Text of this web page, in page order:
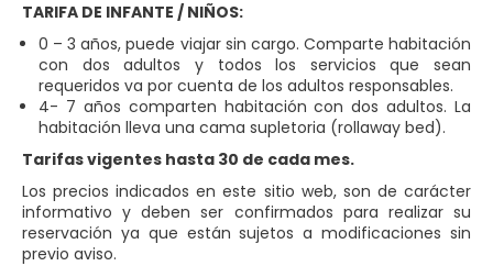
TARIFA DE INFANTE / NIÑOS:
0 – 3 años, puede viajar sin cargo. Comparte habitación
con dos adultos y todos los servicios que sean
requeridos va por cuenta de los adultos responsables.
4- 7 años comparten habitación con dos adultos. La
habitación lleva una cama supletoria (rollaway bed).
Tarifas vigentes hasta 30 de cada mes.
Los precios indicados en este sitio web, son de carácter
informativo y deben ser confirmados para realizar su
reservación ya que están sujetos a modificaciones sin
previo aviso.